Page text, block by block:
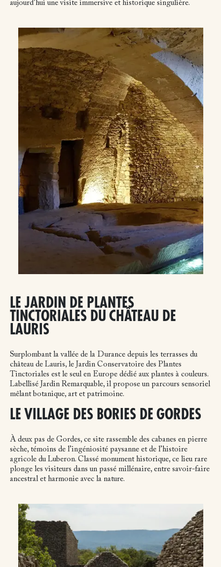
aujourd’hui une visite immersive et historique singulière.
LE JARDIN DE PLANTES
TINCTORIALES DU CHÂTEAU DE
LAURIS
Surplombant la vallée de la Durance depuis les terrasses du
château de Lauris, le Jardin Conservatoire des Plantes
Tinctoriales est le seul en Europe dédié aux plantes à couleurs.
Labellisé Jardin Remarquable, il propose un parcours sensoriel
mêlant botanique, art et patrimoine.
LE VILLAGE DES BORIES DE GORDES
À deux pas de Gordes, ce site rassemble des cabanes en pierre
sèche, témoins de l’ingéniosité paysanne et de l’histoire
agricole du Luberon. Classé monument historique, ce lieu rare
plonge les visiteurs dans un passé millénaire, entre savoir-faire
ancestral et harmonie avec la nature.